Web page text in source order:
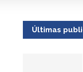
Últimas